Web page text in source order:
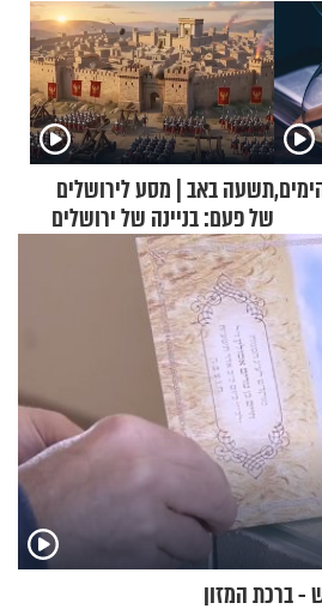
תשעה באב | מסע לירושלים
של פעם: בניינה של ירושלים
- ברכת המזון